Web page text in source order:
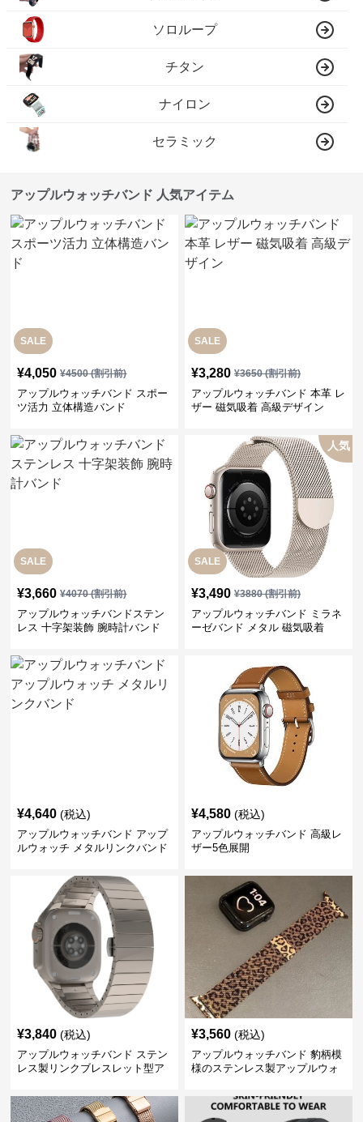
ソロループ
チタン
ナイロン
セラミック
アップルウォッチバンド 人気アイテム
SALE
¥4,050 ¥4500(割引前)
アップルウォッチバンド スポー
ツ活力 立体構造バンド
SALE
¥3,280 ¥3650(割引前)
アップルウォッチバンド 本革 レ
ザー 磁気吸着 高級デザイン
SALE
¥3,660 ¥4070(割引前)
アップルウォッチバンドステン
レス 十字架装飾 腕時計バンド
SALE
人気
¥3,490 ¥3880(割引前)
アップルウォッチバンド ミラネ
ーゼバンド メタル 磁気吸着
¥4,640 (税込)
アップルウォッチバンド アップ
ルウォッチ メタルリンクバンド
¥4,580 (税込)
アップルウォッチバンド 高級レ
ザー5色展開
¥3,840 (税込)
アップルウォッチバンド ステン
レス製リンクブレスレット型ア
¥3,560 (税込)
アップルウォッチバンド 豹柄模
様のステンレス製アップルウォ